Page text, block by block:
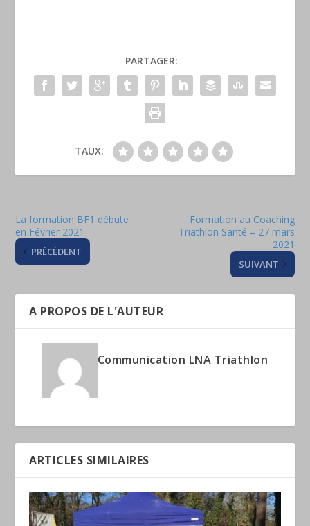
PARTAGER:
TAUX:
La formation BF1 débute
en Février 2021
PRÉCÉDENT
Formation au Coaching
Triathlon Santé – 27 mars
2021
SUIVANT
A PROPOS DE L'AUTEUR
Communication LNA Triathlon
ARTICLES SIMILAIRES